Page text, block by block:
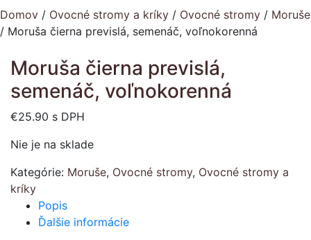
Domov / Ovocné stromy a kríky / Ovocné stromy / Moruše
/ Moruša čierna previslá, semenáč, voľnokorenná
Moruša čierna previslá,
semenáč, voľnokorenná
€25.90 s DPH
Nie je na sklade
Kategórie: Moruše, Ovocné stromy, Ovocné stromy a
kríky
Popis
Ďalšie informácie